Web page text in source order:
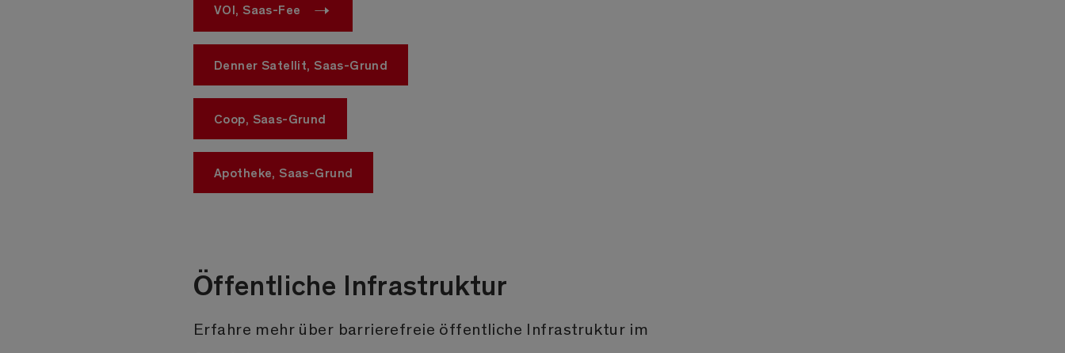
VOI, Saas-Fee
Denner Satellit, Saas-Grund
Coop, Saas-Grund
Apotheke, Saas-Grund
Öffentliche Infrastruktur
Erfahre mehr über barrierefreie öffentliche Infrastruktur im